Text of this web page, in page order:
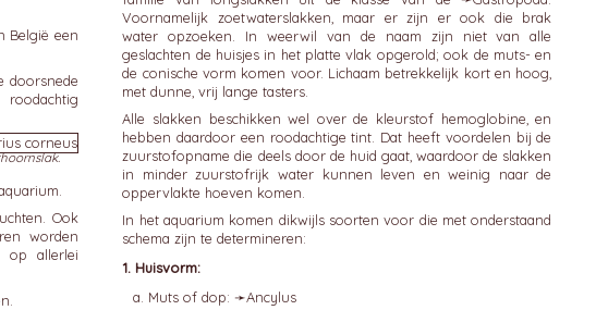
België een
doorsnede
Ook
worden
op allerlei
Voornamelijk zoetwaterslakken, maar er zijn er ook die brak
water opzoeken. In weerwil van de naam zijn niet van alle
geslachten de huisjes in het platte vlak opgerold; ook de muts- en
de conische vorm komen voor. Lichaam betrekkelijk kort en hoog,
met dunne, vrij lange tasters.
Alle slakken beschikken wel over de kleurstof hemoglobine, en
hebben daardoor een roodachtige tint. Dat heeft voordelen bij de
zuurstofopname die deels door de huid gaat, waardoor de slakken
in minder zuurstofrijk water kunnen leven en weinig naar de
oppervlakte hoeven komen.
In het aquarium komen dikwijls soorten voor die met onderstaand
schema zijn te determineren:
Huisvorm:
Muts of dop: ➛Ancylus